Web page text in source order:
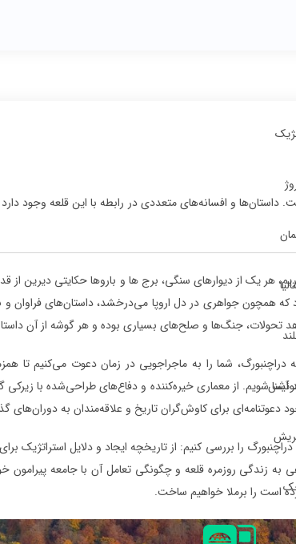
و افسانه‌های متعددی در رابطه با این قلعه وجود
هر یک از دیوارهای سنگی، برج ها و باروها حکایتی دیرین از
که همچون جواهری در دل اروپا می‌درخشد، داستان‌های فراوان و
تحولات، جنگ‌ها و صلح‌های بسیاری بوده و هر گوشه از آن
شما را به ماجراجویی در زمان دعوت می‌کنیم تا
شویم. از معماری خیره‌کننده و دفاع‌های طراحی‌شده با زیرکی
دعوتنامه‌ای برای کاوش‌گران تاریخ و علاقه‌مندان به
را بررسی کنیم: از تاریخچه ایجاد و دلایل استراتژیک
به زندگی روزمره قلعه و چگونگی تعامل آن با جامعه
است را برملا خواهیم ساخت.